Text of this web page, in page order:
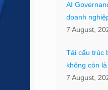
AI
doanh
7 August,
Tái cấu trúc
không còn
7 August,